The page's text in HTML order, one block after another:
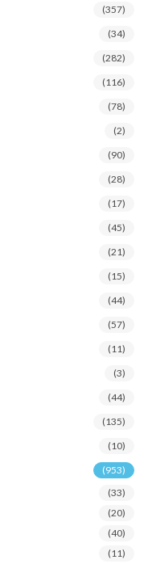
(357)
(34)
(282)
(116)
(78)
(2)
(90)
(28)
(17)
(45)
(21)
(15)
(44)
(57)
(11)
(3)
(44)
(135)
(10)
(953)
(33)
(20)
(40)
(11)